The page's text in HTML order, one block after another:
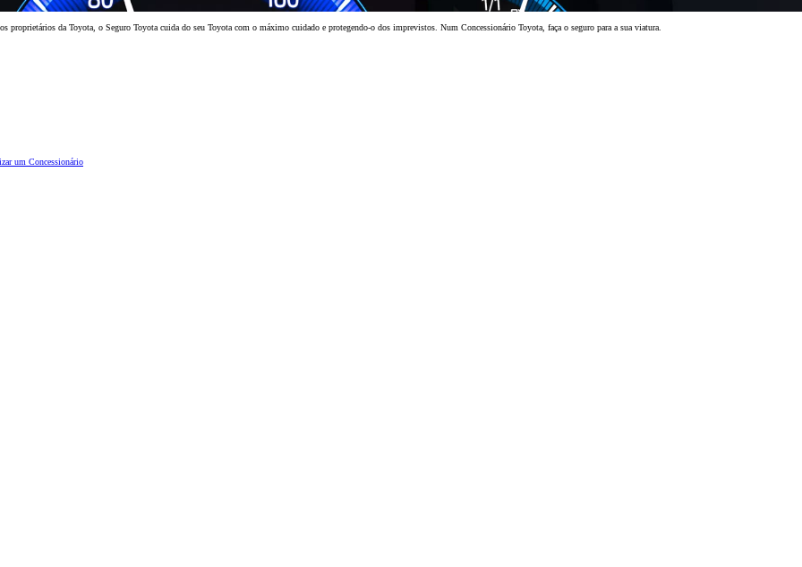
proprietários da Toyota, o Seguro Toyota cuida do seu Toyota com o máximo cuidado e protegendo-o dos imprevistos. Num Concessionário Toyota, faça o seguro para a sua viatura.
um Concessionário